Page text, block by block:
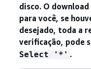
disco. O
para você, se
desejado, toda a
verificação, pode
Select '*' .